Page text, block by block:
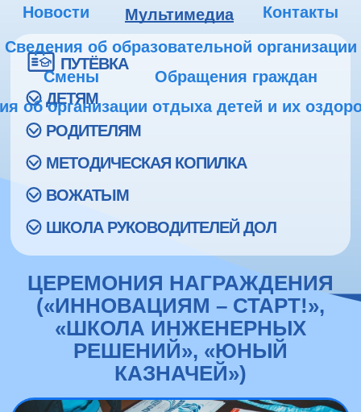
Новости Мультимедиа
Контакты
Сведения об образовательной организации
Смены
Обращения граждан
об организации отдыха детей и их
ПУТЁВКА
ДЕТЯМ
РОДИТЕЛЯМ
МЕТОДИЧЕСКАЯ КОПИЛКА
ВОЖАТЫМ
ШКОЛА РУКОВОДИТЕЛЕЙ ДОЛ
ЦЕРЕМОНИЯ НАГРАЖДЕНИЯ
(«ИННОВАЦИЯМ – СТАРТ!»,
«ШКОЛА ИНЖЕНЕРНЫХ
РЕШЕНИЙ», «ЮНЫЙ
КАЗНАЧЕЙ»)